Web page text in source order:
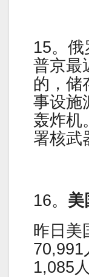
15。俄
普京最
的，储
事设施
轰炸机
署核武
16。 美
昨日美
70,991
1,085人